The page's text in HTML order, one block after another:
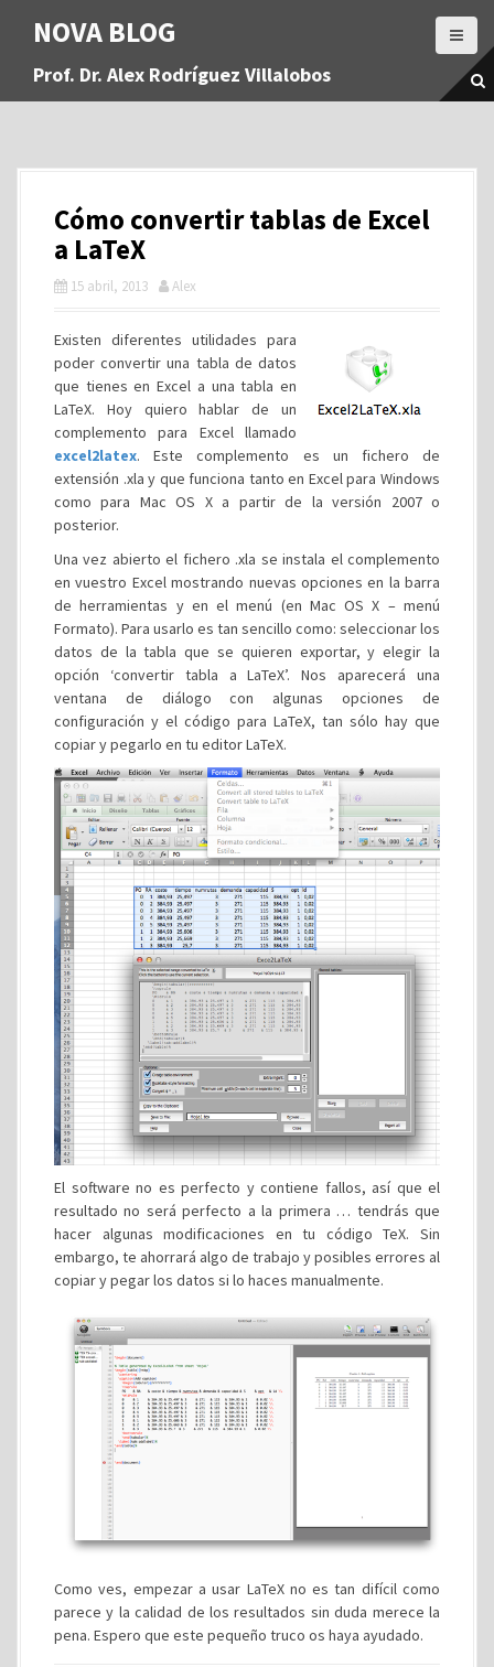
a
NOVA BLOG
Prof. Dr. Alex Rodríguez Villalobos
Cómo convertir tablas de Excel
a LaTeX
15 abril, 2013 Alex
Existen diferentes utilidades para
poder convertir una tabla de datos
que tienes en Excel a una tabla en
LaTeX. Hoy quiero hablar de un
complemento para Excel llamado
excel2latex. Este complemento es un fichero de
extensión .xla y que funciona tanto en Excel para Windows
como para Mac OS X a partir de la versión 2007 o
posterior.
Una vez abierto el fichero .xla se instala el complemento
en vuestro Excel mostrando nuevas opciones en la barra
de herramientas y en el menú (en Mac OS X – menú
Formato). Para usarlo es tan sencillo como: seleccionar los
datos de la tabla que se quieren exportar, y elegir la
opción ‘convertir tabla a LaTeX’. Nos aparecerá una
ventana de diálogo con algunas opciones de
configuración y el código para LaTeX, tan sólo hay que
copiar y pegarlo en tu editor LaTeX.
El software no es perfecto y contiene fallos, así que el
resultado no será perfecto a la primera … tendrás que
hacer algunas modificaciones en tu código TeX. Sin
embargo, te ahorrará algo de trabajo y posibles errores al
copiar y pegar los datos si lo haces manualmente.
Como ves, empezar a usar LaTeX no es tan difícil como
parece y la calidad de los resultados sin duda merece la
pena. Espero que este pequeño truco os haya ayudado.